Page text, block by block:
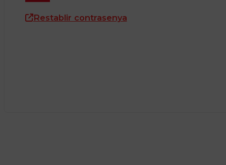
Restablir contrasenya